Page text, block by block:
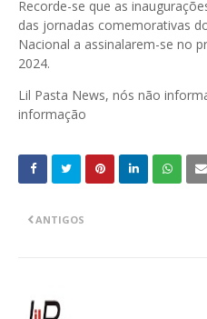
Recorde-se que as
das jornadas comemorativas
Nacional a assinalarem-se no
2024.
Lil Pasta News, nós não
informação
ANTIGOS